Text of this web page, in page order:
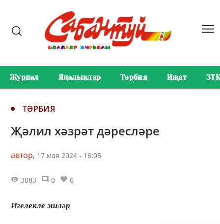
Журнал Яңалыклар Тәрбия Иҗат ЗТК
ТӘРБИЯ
Җәлил хәзрәт дәресләре
автор, 17 мая 2024 - 16:05
3083 0 0
Игелекле эшләр